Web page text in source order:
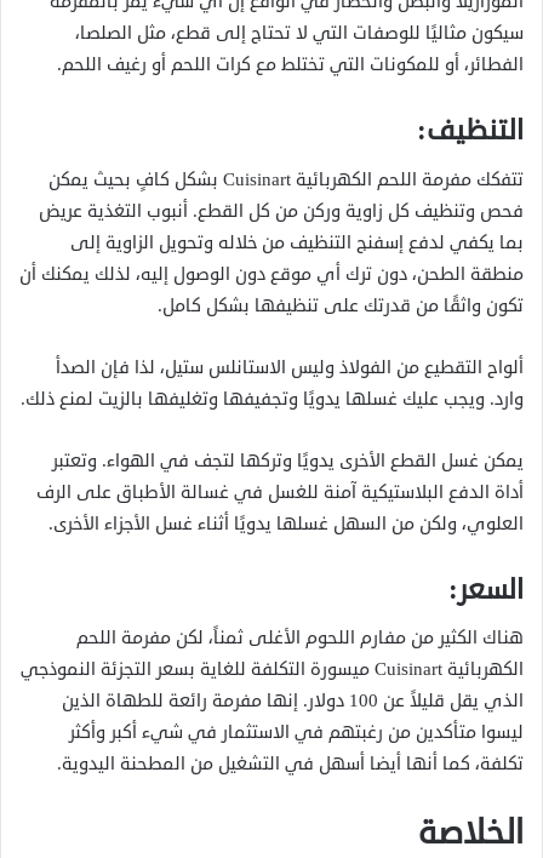
سيكون مثاليًا للوصفات التي لا تحتاج إلى قطع، مثل الصلصا،
الفطائر، أو للمكونات التي تختلط مع كرات اللحم أو رغيف اللحم.
التنظيف:
تتفكك مفرمة اللحم الكهربائية Cuisinart بشكل كافٍ بحيث يمكن
فحص وتنظيف كل زاوية وركن من كل القطع. أنبوب التغذية عريض
بما يكفي لدفع إسفنج التنظيف من خلاله وتحويل الزاوية إلى
منطقة الطحن، دون ترك أي موقع دون الوصول إليه، لذلك يمكنك أن
تكون واثقًا من قدرتك على تنظيفها بشكل كامل.
ألواح التقطيع من الفولاذ وليس الاستانلس ستيل، لذا فإن الصدأ
وارد. ويجب عليك غسلها يدويًا وتجفيفها وتغليفها بالزيت لمنع ذلك.
يمكن غسل القطع الأخرى يدويًا وتركها لتجف في الهواء. وتعتبر
أداة الدفع البلاستيكية آمنة للغسل في غسالة الأطباق على الرف
العلوي، ولكن من السهل غسلها يدويًا أثناء غسل الأجزاء الأخرى.
السعر:
هناك الكثير من مفارم اللحوم الأغلى ثمناً، لكن مفرمة اللحم
الكهربائية Cuisinart ميسورة التكلفة للغاية بسعر التجزئة النموذجي
الذي يقل قليلاً عن 100 دولار. إنها مفرمة رائعة للطهاة الذين
ليسوا متأكدين من رغبتهم في الاستثمار في شيء أكبر وأكثر
تكلفة، كما أنها أيضا أسهل في التشغيل من المطحنة اليدوية.
الخلاصة